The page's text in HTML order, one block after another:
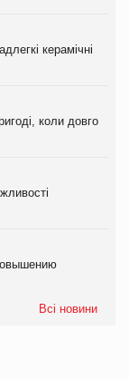
керамічні
коли довго
Всі новини